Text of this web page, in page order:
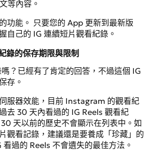
等內容。
功能。 只要您的 App 更新到最新版
自己的 IG 連續短片觀看紀錄。
錄的保存期限與限制
？已經有了肯定的回答，不過這個 IG
存。
服器效能，目前 Instagram 的觀看紀
去 30 天內看過的 IG Reels 觀看紀
天以前的歷史不會顯示在列表中。如
觀看記錄，建議還是要養成「珍藏」的
過的 Reels 不會遺失的最佳方法。